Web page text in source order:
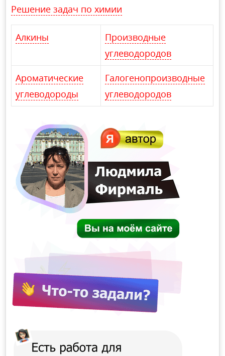
Решение задач по химии
Алкины
Производные
углеводородов
Ароматические
углеводороды
Галогенопроизводные
углеводородов